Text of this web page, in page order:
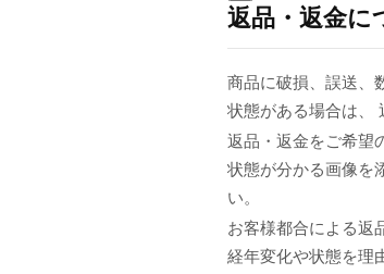
返品・返金に
商品に破損、誤送、
状態がある場合は、
返品・返金をご希望
状態が分かる画像を
い。
お客様都合による返
経年変化や状態を理